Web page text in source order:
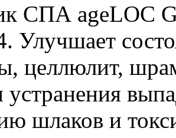
СПА ageLOC
Улучшает
целлюлит,
шлаков и